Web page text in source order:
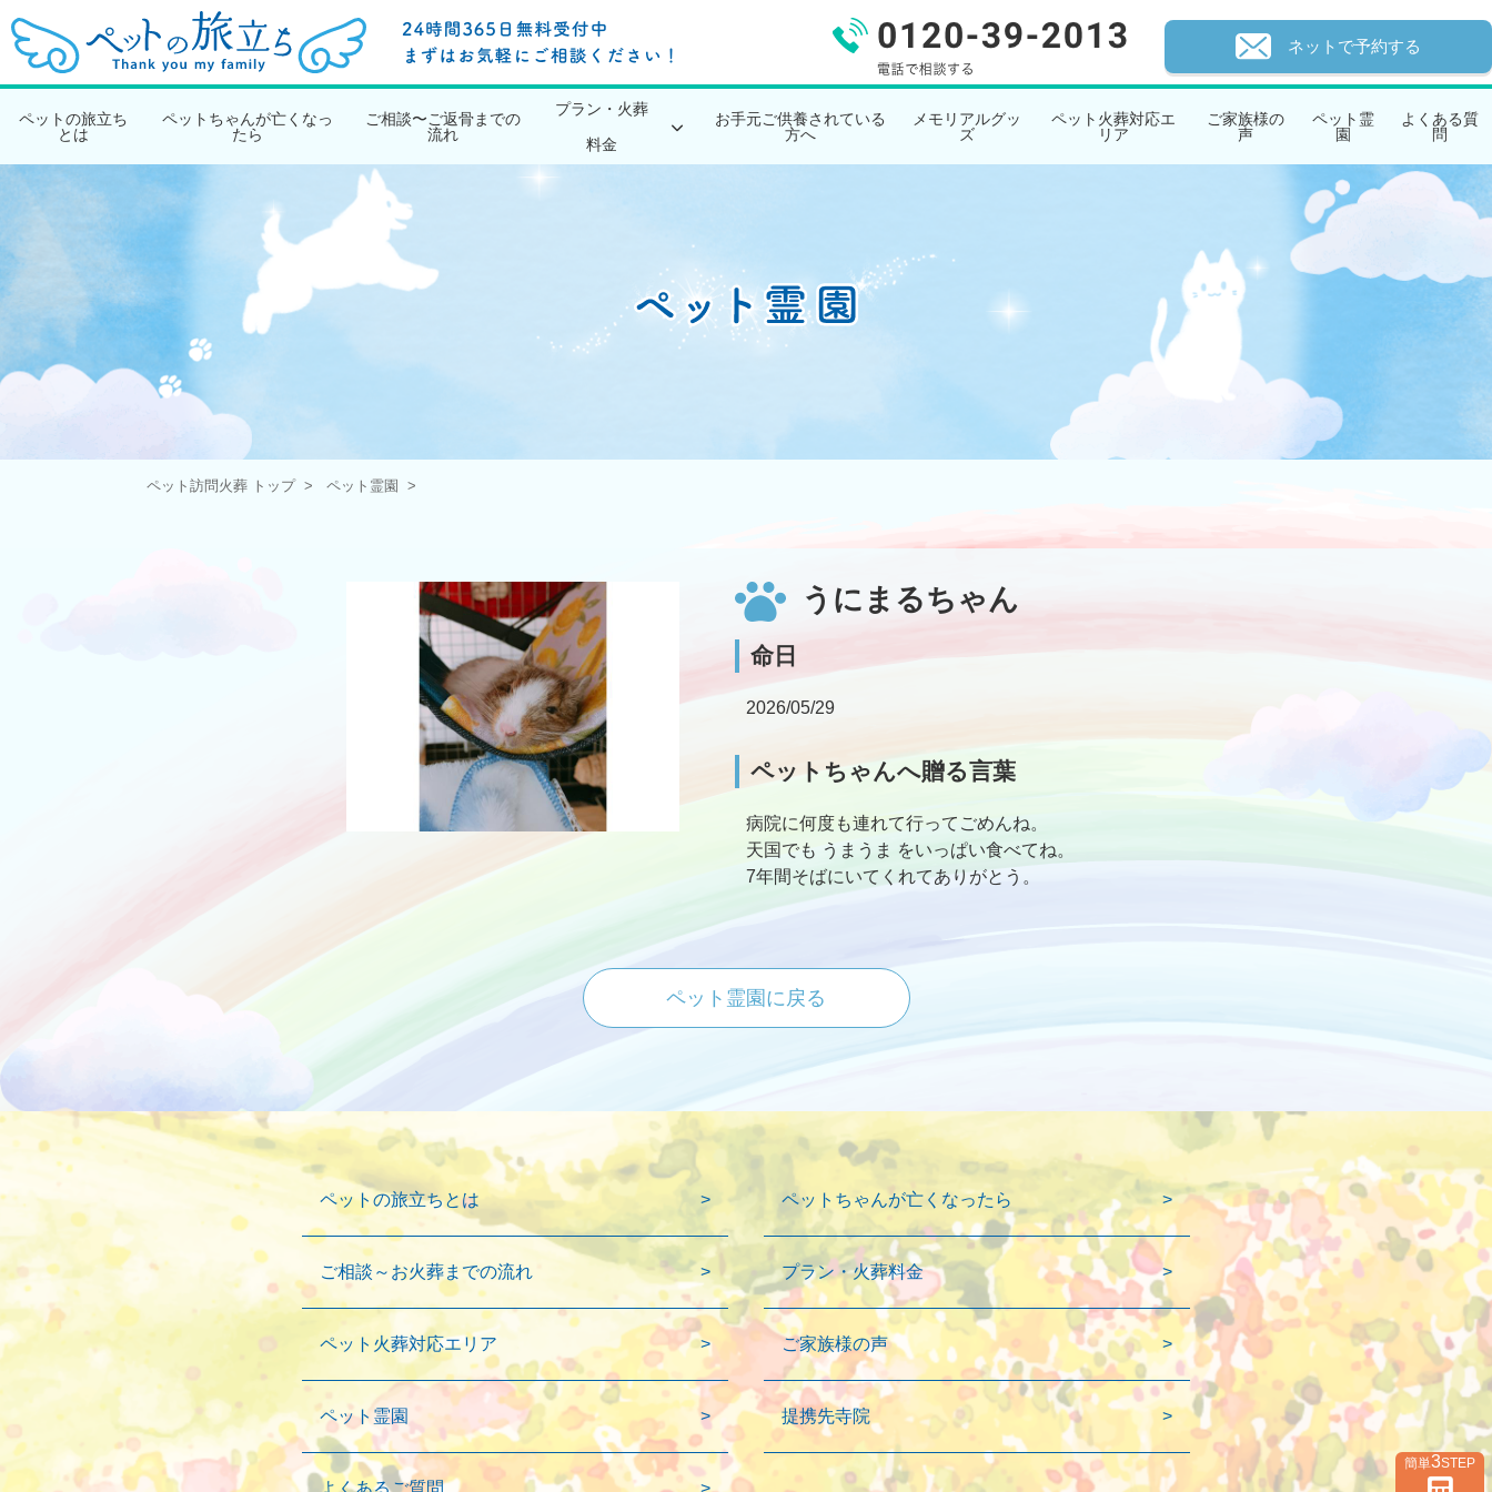
ネットで予約する
ペットの旅立ち
とは
ペットちゃんが亡くなっ
たら
ご相談〜ご返骨までの
流れ
プラン・火葬
料金
お手元ご供養されている
方へ
メモリアルグッ
ズ
ペット火葬対応エ
リア
ご家族様の
声
ペット霊
園
よくある質
問
ペット訪問火葬 トップ ペット霊園
うにまるちゃん
命日
2026/05/29
ペットちゃんへ贈る言葉
病院に何度も連れて行ってごめんね。
天国でも うまうま をいっぱい食べてね。
7年間そばにいてくれてありがとう。
ペット霊園に戻る
簡単3STEP
ペットの旅立ちとは ペットちゃんが亡くなったら
ご相談～お火葬までの流れ プラン・火葬料金
ペット火葬対応エリア ご家族様の声
ペット霊園 提携先寺院
よくあるご質問